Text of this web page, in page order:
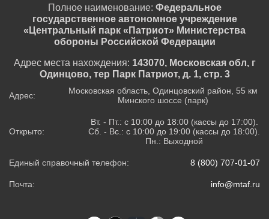
Полное наименование: Федеральное
государственное автономное учреждение
«Центральный парк «Патриот» Министерства
обороны Российской Федерации
Адрес места нахождения: 143070, Московская обл, г
Одинцово, тер Парк Патриот, д. 1, стр. 3
Адрес:
Московская область, Одинцовский район, 55 км
Минского шоссе (парк)
Открыто:
Вт. - Пт.: с 10:00 до 18:00 (кассы до 17:00).
Сб. - Вс.: с 10:00 до 19:00 (кассы до 18:00).
Пн.: Выходной
Единый справочный телефон: 8 (800) 707-01-07
Почта: info@mtaf.ru